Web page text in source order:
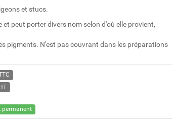
et stucs.
et peut porter divers nom selon d'où elle provient,
pigments. N'est pas couvrant dans les préparations
permanent